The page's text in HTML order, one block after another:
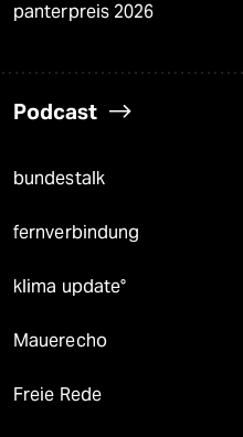
panterpreis 2026
Podcast
bundestalk
fernverbindung
klima update°
Mauerecho
Freie Rede